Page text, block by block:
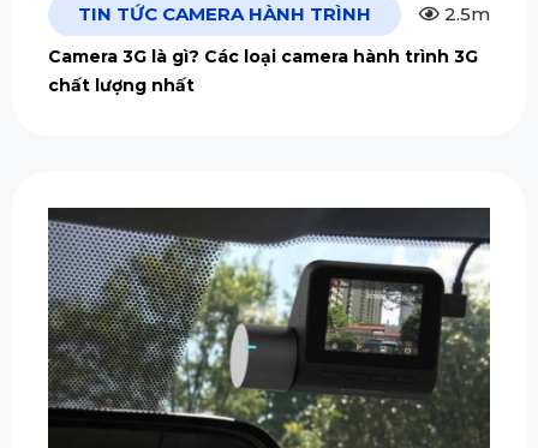
TIN TỨC CAMERA HÀNH TRÌNH 2.5m
Camera 3G là gì? Các loại camera hành trình 3G
chất lượng nhất